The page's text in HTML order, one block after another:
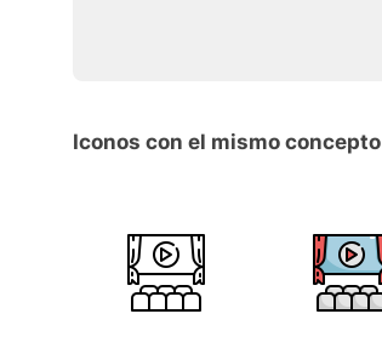
Iconos con el mismo concepto